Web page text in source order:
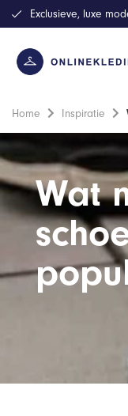
Exclusieve, luxe
Home Inspiratie
Wat